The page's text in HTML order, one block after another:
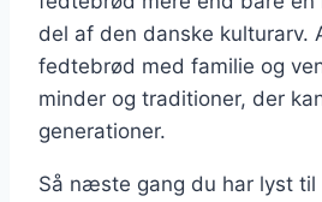
del af den danske kulturarv.
fedtebrød med familie og
minder og traditioner, der
generationer.
Så næste gang du har lyst til